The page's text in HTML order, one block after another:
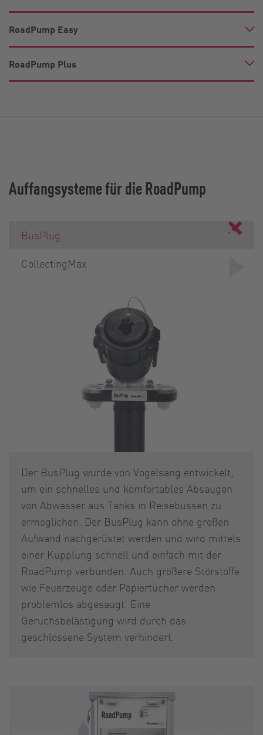
RoadPump Easy
RoadPump Plus
Auffangsysteme für die RoadPump
BusPlug
CollectingMax
Der BusPlug wurde von Vogelsang entwickelt,
um ein schnelles und komfortables Absaugen
von Abwasser aus Tanks in Reisebussen zu
ermöglichen. Der BusPlug kann ohne großen
Aufwand nachgerüstet werden und wird mittels
einer Kupplung schnell und einfach mit der
RoadPump verbunden. Auch größere Störstoffe
wie Feuerzeuge oder Papiertücher werden
problemlos abgesaugt. Eine
Geruchsbelästigung wird durch das
geschlossene System verhindert.